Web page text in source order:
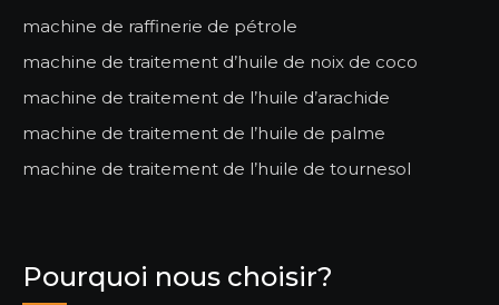
machine de raffinerie de pétrole
machine de traitement d’huile de noix de coco
machine de traitement de l’huile d’arachide
machine de traitement de l’huile de palme
machine de traitement de l’huile de tournesol
Pourquoi nous choisir?